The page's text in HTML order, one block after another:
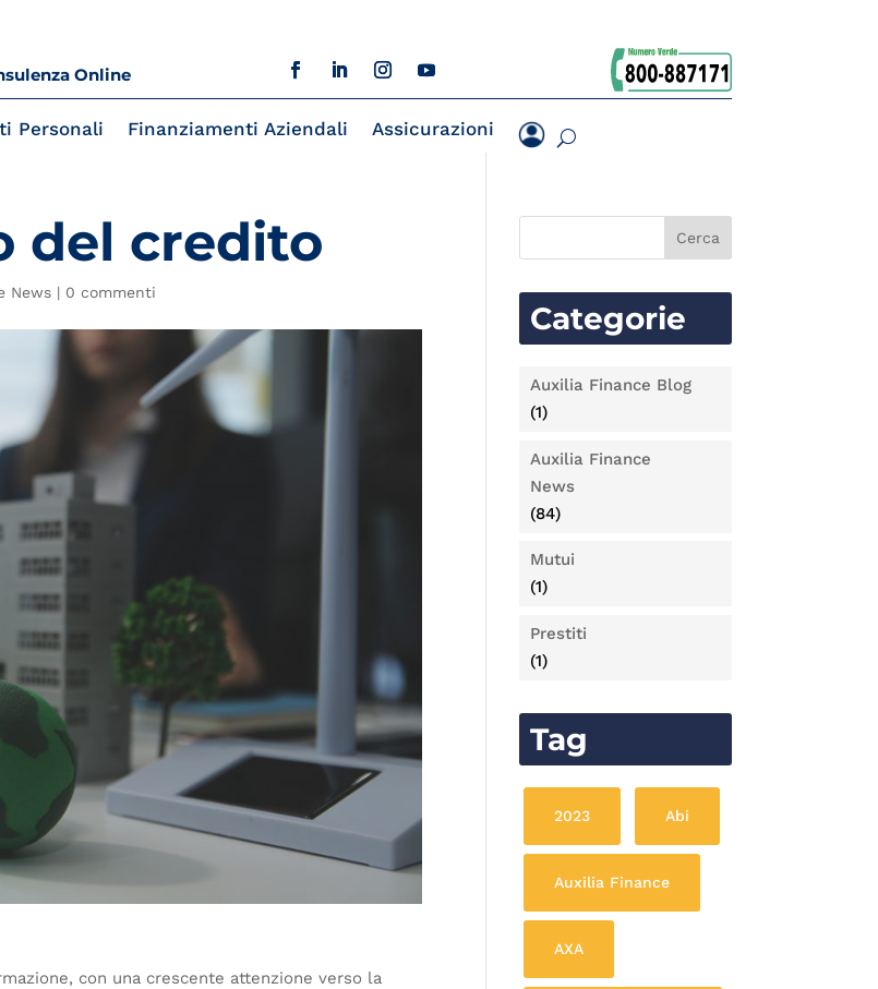
Online
Personali Finanziamenti Aziendali Assicurazioni
del credito
News | 0 commenti
con una crescente attenzione verso la
Categorie
Auxilia Finance Blog
(1)
Auxilia Finance
News
(84)
Mutui
(1)
Prestiti
(1)
Tag
2023 Abi
Auxilia Finance
AXA